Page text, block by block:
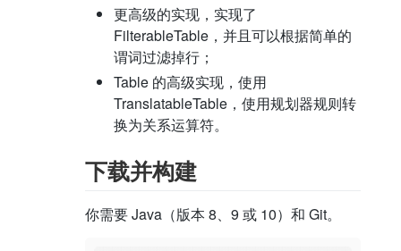
更高级的实现，实现了
FilterableTable，并且可以根据简单的
谓词过滤掉行；
Table 的高级实现，使用
TranslatableTable，使用规划器规则转
换为关系运算符。
下载并构建
你需要 Java（版本 8、9 或 10）和 Git。